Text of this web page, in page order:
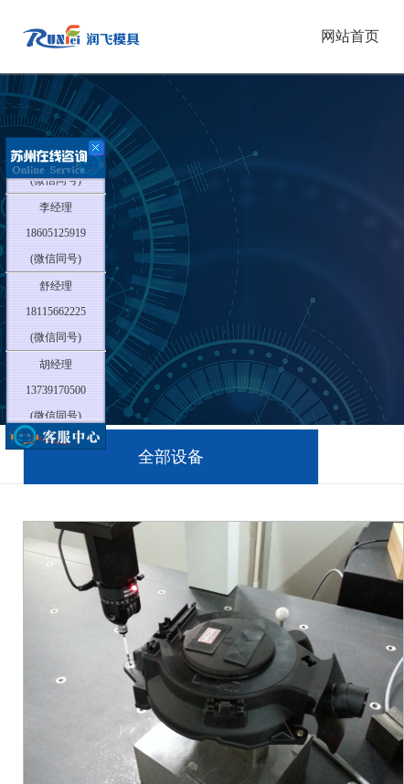
网站首页
全部设备
胡经理
13739170500
(微信同号)
李经理
18605125919
(微信同号)
舒经理
18115662225
(微信同号)
胡经理
13739170500
(微信同号)
李经理
18605125919
18115662225
(微信同号)